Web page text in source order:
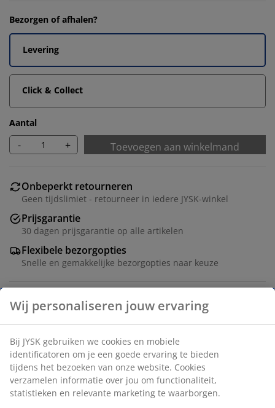
Bezorgen of afhalen?
Levering
Click & Collect
Aantal
- + Toevoegen aan winkelmand
Onbeperkt retourneren
Geen tijdslimiet - retourneer in iedere JYSK-winkel
Prijsgarantie
30 dagen prijsgarantie op alle artikelen
Flexibele bezorgopties
Snelle en gemakkelijke bezorgopties naar keuze
Artikelnummer: 1768500
Specificaties
Wij personaliseren jouw ervaring
Bij JYSK gebruiken we cookies en mobiele
identificatoren om je een goede ervaring te bieden
tijdens het bezoeken van onze website. Cookies
verzamelen informatie over jou om functionaliteit,
statistieken en relevante marketing te waarborgen.